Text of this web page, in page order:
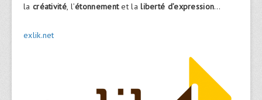
la créativité, l’étonnementet laliberté d’expression…
exlik.net